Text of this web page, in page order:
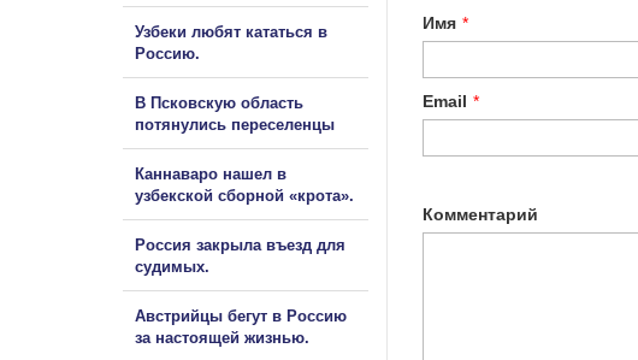
Имя *
Email *
Комментарий
Узбеки любят кататься в
Россию.
В Псковскую область
потянулись переселенцы
Каннаваро нашел в
узбекской сборной «крота».
Россия закрыла въезд для
судимых.
Австрийцы бегут в Россию
за настоящей жизнью.